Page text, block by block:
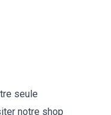
seule
notre shop